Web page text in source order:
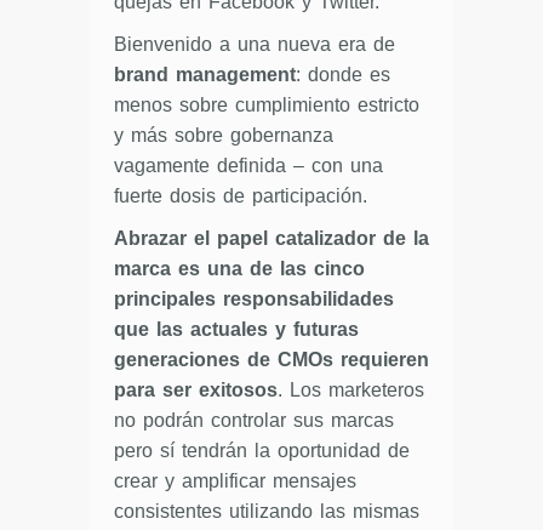
Bienvenido a una nueva era de
brand management: donde es
menos sobre cumplimiento estricto
y más sobre gobernanza
vagamente definida – con una
fuerte dosis de participación.
Abrazar el papel catalizador de la
marca es una de las cinco
principales responsabilidades
que las actuales y futuras
generaciones de CMOs requieren
para ser exitosos. Los marketeros
no podrán controlar sus marcas
pero sí tendrán la oportunidad de
crear y amplificar mensajes
consistentes utilizando las mismas